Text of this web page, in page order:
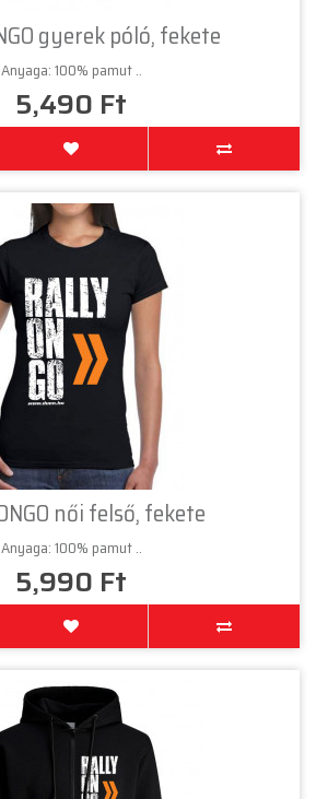
gyerek póló, fekete
Anyaga: 100% pamut ..
5,490 Ft
női felső, fekete
Anyaga: 100% pamut ..
5,990 Ft